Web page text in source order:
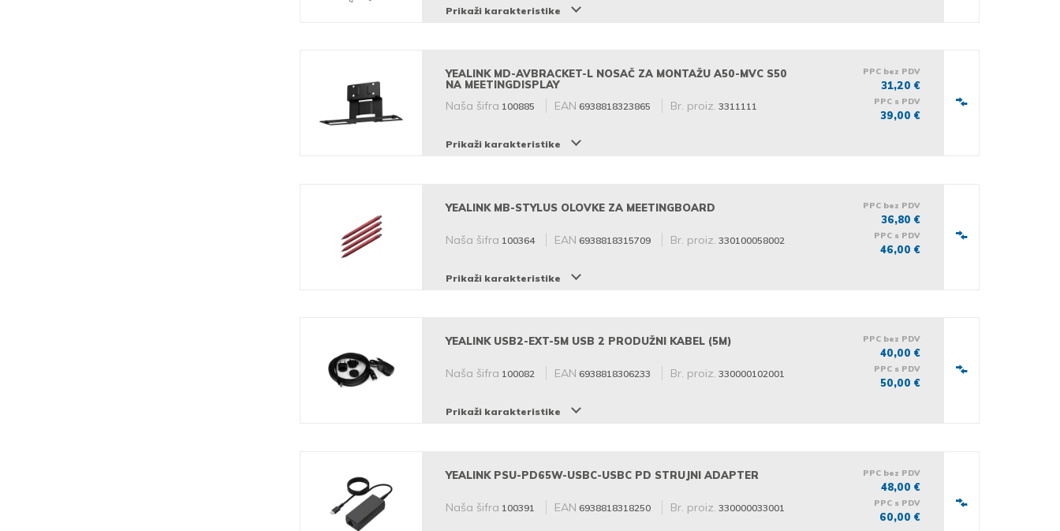
Prikaži karakteristike
YEALINK MD-AVBRACKET-L NOSAČ ZA MONTAŽU A50-MVC S50
NA MEETINGDISPLAY
Naša šifra 100885 EAN 6938818323865 Br. proiz. 3311111
Prikaži karakteristike
PPC bez PDV
31,20 €
PPC s PDV
39,00 €
YEALINK MB-STYLUS OLOVKE ZA MEETINGBOARD
Naša šifra 100364 EAN 6938818315709 Br. proiz. 330100058002
Prikaži karakteristike
PPC bez PDV
36,80 €
PPC s PDV
46,00 €
YEALINK USB2-EXT-5M USB 2 PRODUŽNI KABEL (5M)
Naša šifra 100082 EAN 6938818306233 Br. proiz. 330000102001
Prikaži karakteristike
PPC bez PDV
40,00 €
PPC s PDV
50,00 €
YEALINK PSU-PD65W-USBC-USBC PD STRUJNI ADAPTER
Naša šifra 100391 EAN 6938818318250 Br. proiz. 330000033001
PPC bez PDV
48,00 €
PPC s PDV
60,00 €